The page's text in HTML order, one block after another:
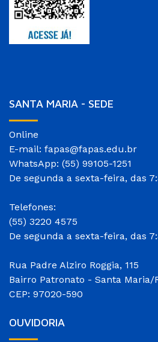
SANTA MARIA - SEDE
Online
E-mail: fapas@fapas.edu.br
WhatsApp: (55) 99105-1251
De segunda a sexta-feira, das
Telefones:
(55) 3220 4575
De segunda a sexta-feira, das
Rua Padre Alziro Roggia, 115
Bairro Patronato - Santa Maria/
CEP: 97020-590
OUVIDORIA